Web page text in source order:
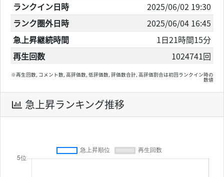
ランクイン日時
2025/06/02 19:30
ランク圏外日時
2025/06/04 16:45
急上昇継続時間
1日21時間15分
再生回数
1024741回
※再生回数, コメント数, 高評価数, 低評価数, 評価数合計, 高評価割合は初回ランクイン時の
数値
急上昇ランキング推移